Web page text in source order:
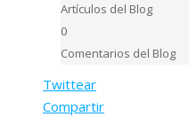
Artículos del Blog
0
Comentarios del Blog
Twittear
Compartir